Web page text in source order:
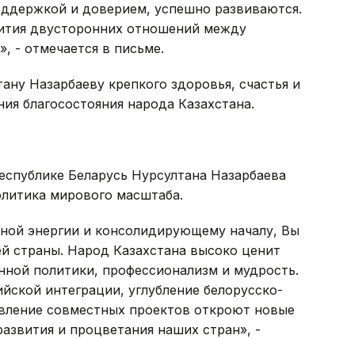
и доверием, успешно развиваются.
двусторонних отношений между
- отмечается в письме.
Назарбаеву крепкого здоровья, счастья и
благосостояния народа Казахстана.
Беларусь Нурсултана Назарбаева
мирового масштаба.
энергии и консолидирующему началу, Вы
страны. Народ Казахстана высоко ценит
политики, профессионализм и мудрость.
интеграции, углубление белорусско-
совместных проектов откроют новые
и процветания наших стран», -